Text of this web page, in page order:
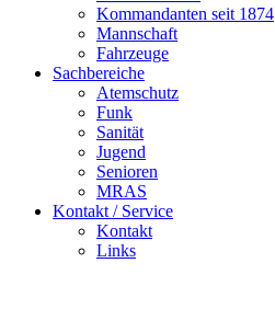
Kommandanten seit 1874
Mannschaft
Fahrzeuge
Sachbereiche
Atemschutz
Funk
Sanität
Jugend
Senioren
MRAS
Kontakt / Service
Kontakt
Links